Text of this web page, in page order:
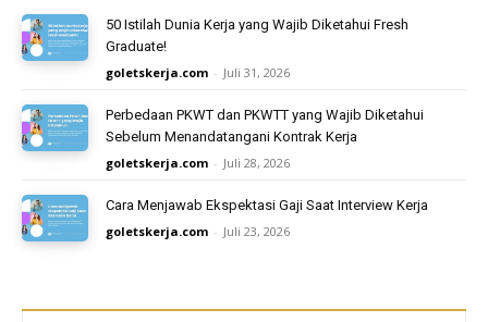
50 Istilah Dunia Kerja yang Wajib Diketahui Fresh
Graduate!
goletskerja.com - Juli 31, 2026
Perbedaan PKWT dan PKWTT yang Wajib Diketahui
Sebelum Menandatangani Kontrak Kerja
goletskerja.com - Juli 28, 2026
Cara Menjawab Ekspektasi Gaji Saat Interview Kerja
goletskerja.com - Juli 23, 2026